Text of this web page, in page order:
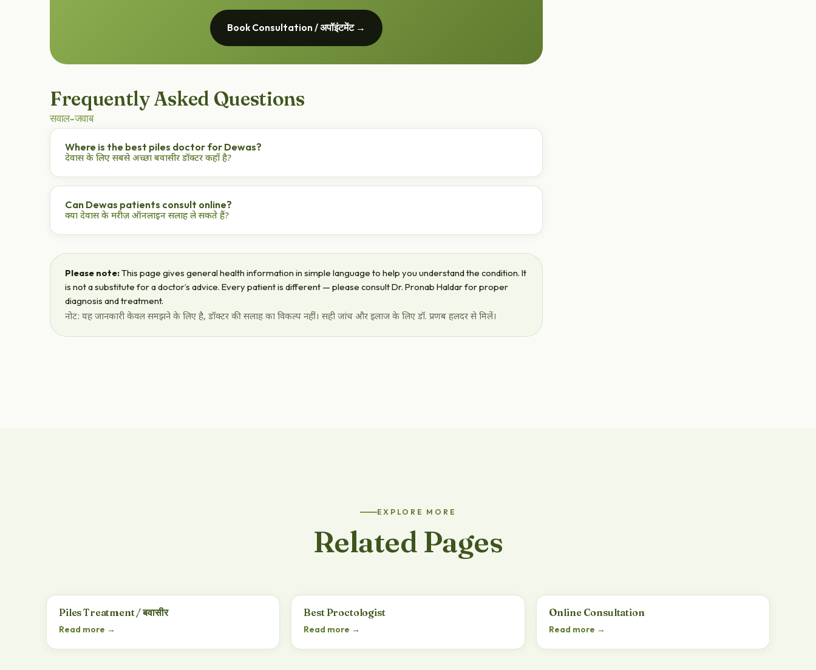
Book Consultation / अपॉइंटमेंट →
Frequently Asked Questions
सवाल-जवाब
Where is the best piles doctor for Dewas?
देवास के लिए सबसे अच्छा बवासीर डॉक्टर कहाँ है?
डॉ. हलदर पाइल्स केयर सेंटर, सपना संगीता रोड, इंदौर — पुरस्कृत आयुर्वेदिक इलाज।
Can Dewas patients consult online?
क्या देवास के मरीज़ ऑनलाइन सलाह ले सकते हैं?
हाँ — ₹500 वीडियो सलाह और मुफ़्त दवा होम डिलीवरी।
Please note:This page gives general health information in simple language to help you understand the condition. It
is not a substitute for a doctor’s advice. Every patient is different — please consult Dr. Pronab Haldar for proper
diagnosis and treatment.
नोट: यह जानकारी केवल समझने के लिए है, डॉक्टर की सलाह का विकल्प नहीं। सही जांच और इलाज के लिए डॉ. प्रणब हलदर से मिलें।
EXPLORE MORE
Related Pages
Piles Treatment / बवासीर
Read more →
Best Proctologist
Read more →
Online Consultation
Read more →